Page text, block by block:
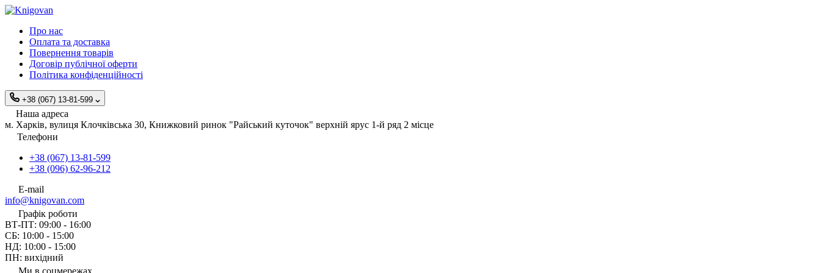
Про нас
Оплата та доставка
Повернення товарів
Договір публічної оферти
Політика конфіденційності
+38 (067) 13-81-599
Наша адреса
м. Харків, вулиця Клочківська 30, Книжковий ринок "Райський куточок" верхній ярус 1-й ряд 2 місце
Телефони
+38 (067) 13-81-599
+38 (096) 62-96-212
E-mail
info@knigovan.com
Графік роботи
ВТ-ПТ: 09:00 - 16:00
СБ: 10:00 - 15:00
НД: 10:00 - 15:00
ПН: вихідний
Ми в соцмережах